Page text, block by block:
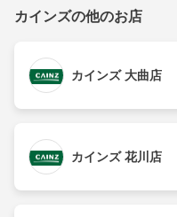
カインズの他のお店
カインズ 大曲店
カインズ 花川店